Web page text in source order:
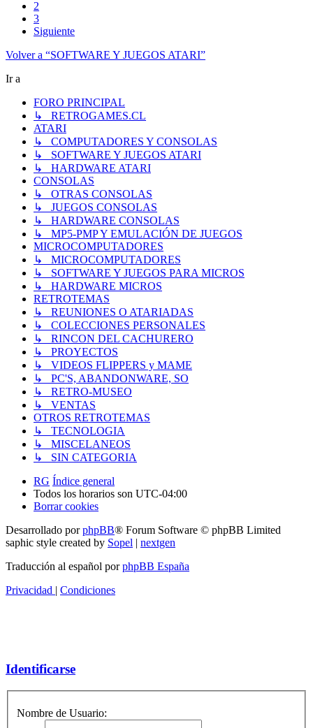
2
3
Siguiente
Volver a “SOFTWARE Y JUEGOS ATARI”
Ir a
FORO PRINCIPAL
↳ RETROGAMES.CL
ATARI
↳ COMPUTADORES Y CONSOLAS
↳ SOFTWARE Y JUEGOS ATARI
↳ HARDWARE ATARI
CONSOLAS
↳ OTRAS CONSOLAS
↳ JUEGOS CONSOLAS
↳ HARDWARE CONSOLAS
↳ MP5-PMP Y EMULACIÓN DE JUEGOS
MICROCOMPUTADORES
↳ MICROCOMPUTADORES
↳ SOFTWARE Y JUEGOS PARA MICROS
↳ HARDWARE MICROS
RETROTEMAS
↳ REUNIONES O ATARIADAS
↳ COLECCIONES PERSONALES
↳ RINCON DEL CACHURERO
↳ PROYECTOS
↳ VIDEOS FLIPPERS y MAME
↳ PC'S, ABANDONWARE, SO
↳ RETRO-MUSEO
↳ VENTAS
OTROS RETROTEMAS
↳ TECNOLOGIA
↳ MISCELANEOS
↳ SIN CATEGORIA
RG Índice general
Todos los horarios son UTC-04:00
Borrar cookies
Desarrollado porphpBB® Forum Software © phpBB Limited
saphic style created by Sopel | nextgen
Traducción al español porphpBB España
Privacidad | Condiciones
Identificarse
Nombre de Usuario: